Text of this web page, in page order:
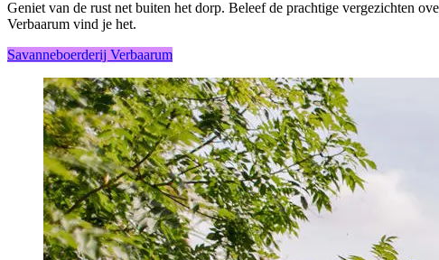
Geniet van de rust net buiten het dorp. Beleef de prachtige vergezichten
Verbaarum vind je het.
Savanneboerderij Verbaarum